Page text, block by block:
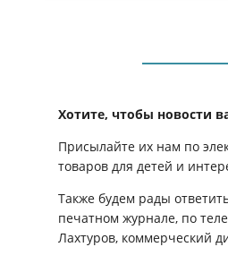
Хотите, чтобы новости
Присылайте их нам по
товаров для детей и
Также будем рады
печатном журнале, по
Лахтуров, коммерческий